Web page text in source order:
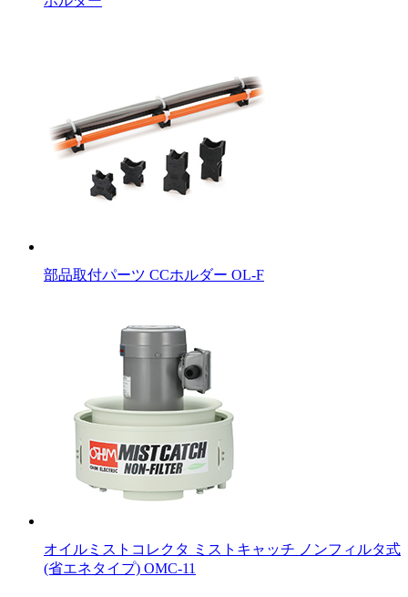
部品取付パーツ CCホルダー OL-F
オイルミストコレクタ ミストキャッチ ノンフィルタ式
(省エネタイプ) OMC-11